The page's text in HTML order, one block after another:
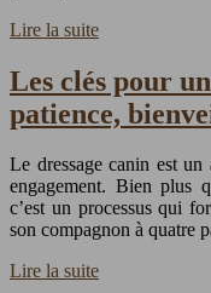
Lire la suite
Les clés pour
patience,
Le dressage canin est
engagement. Bien plus
c’est un processus qui
son compagnon à quatre
Lire la suite